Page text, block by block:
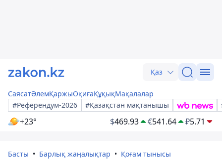
Қаз
СаясатӘлемҚаржыОқиғаҚұқықМақалалар
#Референдум-2026
#Қазақстан мақтанышы
+23° $469.93 €541.64 ₽5.71
Басты Барлық жаңалықтар Қоғам тынысы